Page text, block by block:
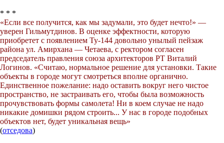
* * *
«Если все получится, как мы задумали, это будет нечто!» —
уверен Гильмутдинов. В оценке эффектности, которую
приобретет с появлением Ту-144 довольно унылый пейзаж
района ул. Амирхана — Четаева, с ректором согласен
председатель правления союза архитекторов РТ Виталий
Логинов. «Считаю, нормальное решение для установки. Такие
объекты в городе могут смотреться вполне органично.
Единственное пожелание: надо оставить вокруг него чистое
пространство, не застраивать его, чтобы была возможность
прочувствовать формы самолета! Ни в коем случае не надо
никакие домишки рядом строить... У нас в городе подобных
объектов нет, будет уникальная вещь»
(отседова)